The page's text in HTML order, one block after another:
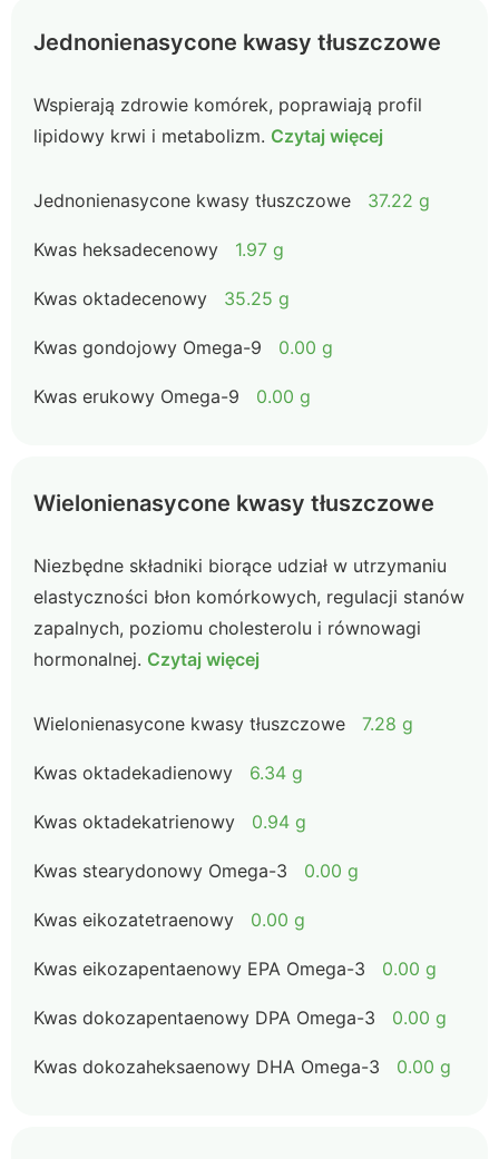
Jednonienasycone kwasy tłuszczowe
Wspierają zdrowie komórek, poprawiają profil
lipidowy krwi i metabolizm. Czytaj więcej
Jednonienasycone kwasy tłuszczowe 37.22 g
Kwas heksadecenowy 1.97 g
Kwas oktadecenowy 35.25 g
Kwas gondojowy Omega-9 0.00 g
Kwas erukowy Omega-9 0.00 g
Wielonienasycone kwasy tłuszczowe
Niezbędne składniki biorące udział w utrzymaniu
elastyczności błon komórkowych, regulacji stanów
zapalnych, poziomu cholesterolu i równowagi
hormonalnej. Czytaj więcej
Wielonienasycone kwasy tłuszczowe 7.28 g
Kwas oktadekadienowy 6.34 g
Kwas oktadekatrienowy 0.94 g
Kwas stearydonowy Omega-3 0.00 g
Kwas eikozatetraenowy 0.00 g
Kwas eikozapentaenowy EPA Omega-3 0.00 g
Kwas dokozapentaenowy DPA Omega-3 0.00 g
Kwas dokozaheksaenowy DHA Omega-3 0.00 g